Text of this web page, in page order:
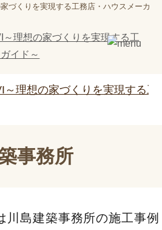
づくりを実現する工務店・ハウスメーカ
～理想の家づくりを実現する
事務所
川島建築事務所の施工事例